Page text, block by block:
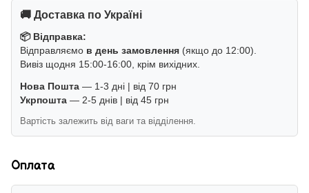
🚚 Доставка по Україні
📦 Відправка:
Відправляємо в день замовлення (якщо до 12:00).
Вивіз щодня 15:00-16:00, крім вихідних.
Нова Пошта — 1-3 дні | від 70 грн
Укрпошта — 2-5 днів | від 45 грн
Вартість залежить від ваги та відділення.
Оплата